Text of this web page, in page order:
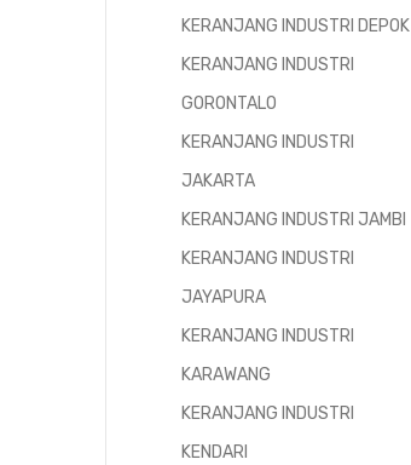
KERANJANG INDUSTRI DEPOK
KERANJANG INDUSTRI
GORONTALO
KERANJANG INDUSTRI
JAKARTA
KERANJANG INDUSTRI JAMBI
KERANJANG INDUSTRI
JAYAPURA
KERANJANG INDUSTRI
KARAWANG
KERANJANG INDUSTRI
KENDARI